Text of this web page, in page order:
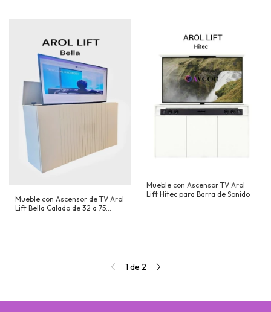
Mueble con Ascensor de TV Arol
Lift Bella Calado de 32 a 75
Mueble con Ascensor TV Arol
Lift Hitec para Barra de Sonido
1 de 2